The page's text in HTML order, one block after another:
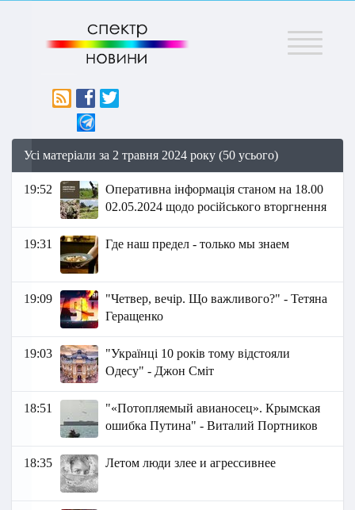
Меню
Усі матеріали за 2 травня 2024 року (50 усього)
19:52
Оперативна інформація станом на 18.00
02.05.2024 щодо російського вторгнення
19:31 Где наш предел - только мы знаем
19:09
"Четвер, вечір. Що важливого?" - Тетяна
Геращенко
19:03
"Українці 10 років тому відстояли
Одесу" - Джон Сміт
18:51
"«Потопляемый авианосец». Крымская
ошибка Путина" - Виталий Портников
18:35 Летом люди злее и агрессивнее